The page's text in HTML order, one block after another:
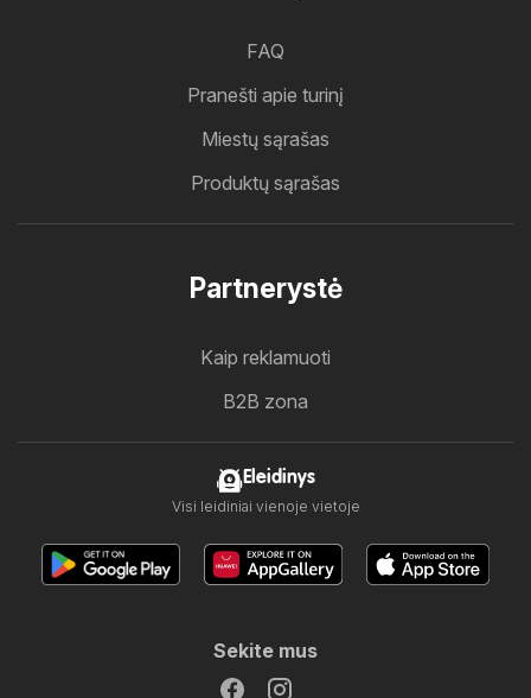
FAQ
Pranešti apie turinį
Miestų sąrašas
Produktų sąrašas
Partnerystė
Kaip reklamuoti
B2B zona
Eleidinys
Visi leidiniai vienoje vietoje
Sekite mus